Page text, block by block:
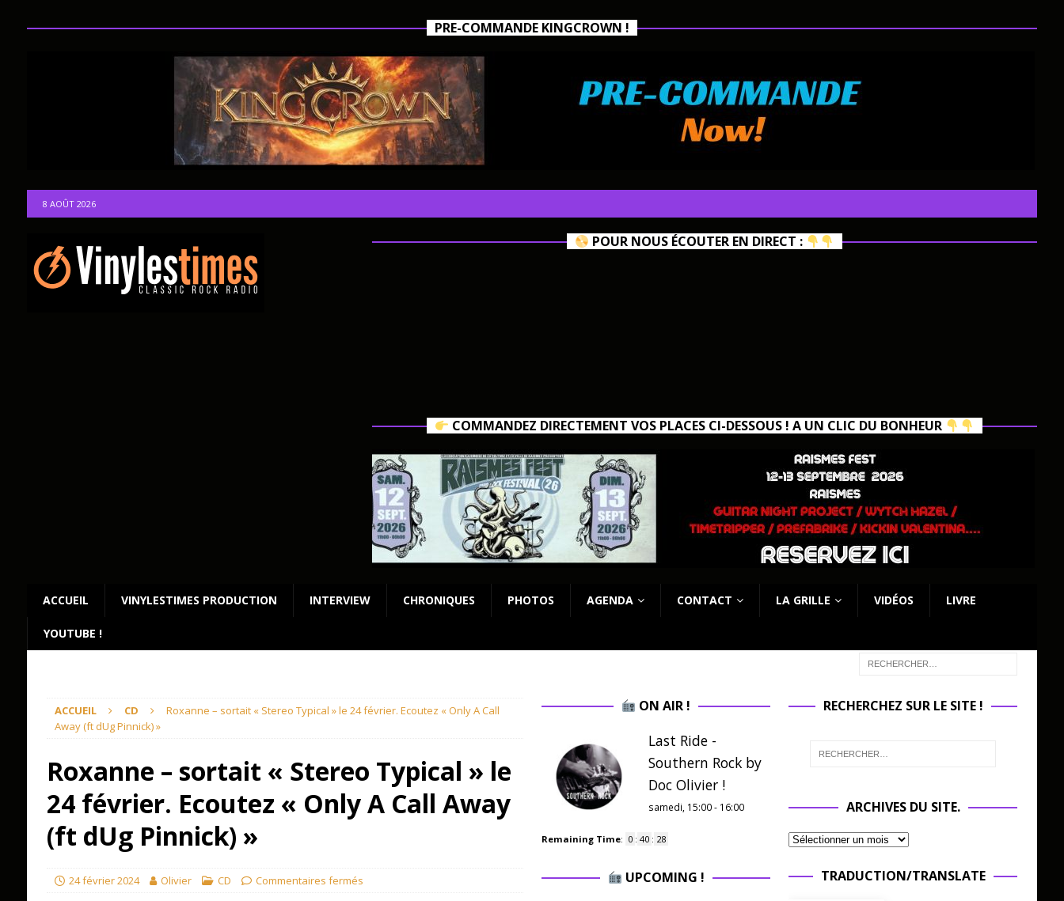
PRE-COMMANDE KINGCROWN !
8 AOÛT 2026
POUR NOUS ÉCOUTER EN DIRECT :
COMMANDEZ DIRECTEMENT VOS PLACES CI-DESSOUS ! A UN CLIC DU BONHEUR
ACCUEIL VINYLESTIMES PRODUCTION INTERVIEW CHRONIQUES PHOTOS AGENDA CONTACT LA GRILLE VIDÉOS LIVRE
YOUTUBE !
ACCUEIL CD
Roxanne – sortait « Stereo Typical » le 24 février. Ecoutez « Only A Call
Away (ft dUg Pinnick) »
Roxanne – sortait « Stereo Typical » le
24 février. Ecoutez « Only A Call Away
(ft dUg Pinnick) »
24 février 2024 Olivier CD Commentaires fermés
ON AIR !
Last Ride -
Southern Rock by
Doc Olivier !
samedi, 15:00 - 16:00
Remaining Time: 0 : 40 : 27
UPCOMING !
RECHERCHEZ SUR LE SITE !
ARCHIVES DU SITE.
TRADUCTION/TRANSLATE